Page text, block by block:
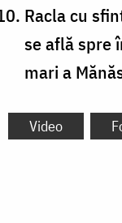
Racla cu
se află spre
mari a
Video